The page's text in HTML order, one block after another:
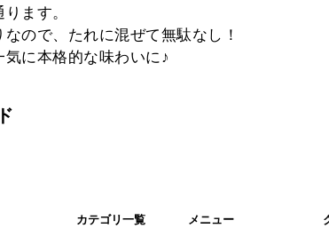
ます。
ので、たれに混ぜて無駄なし！
に本格的な味わいに♪
カテゴリ一覧 メニュー